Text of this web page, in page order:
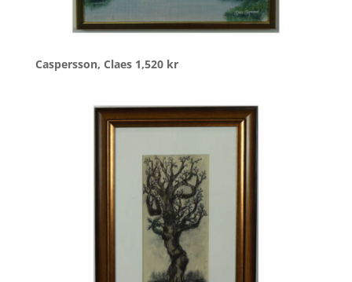
Caspersson, Claes 1,520 kr